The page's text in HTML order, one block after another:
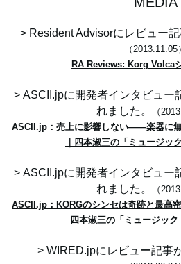
> Resident Advisorにレビュー記
（2013.11.05）
RA Reviews: Korg Volca
> ASCII.jpに開発者インタビュー
れました。
（
ASCII.jp：売上に影響しない――楽器に
｜四本淑三の「ミュージッ
> ASCII.jpに開発者インタビュー
れました。
（
ASCII.jp：KORGのシンセは奇跡と最高
四本淑三の「ミュージック
> WIRED.jpにレビュー記事